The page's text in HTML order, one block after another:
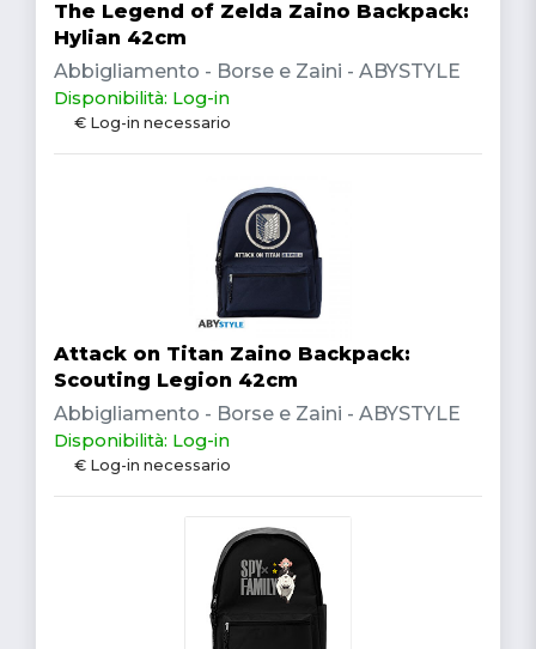
The Legend of Zelda Zaino Backpack:
Hylian 42cm
Abbigliamento - Borse e Zaini - ABYSTYLE
Disponibilità: Log-in
€ Log-in necessario
Attack on Titan Zaino Backpack:
Scouting Legion 42cm
Abbigliamento - Borse e Zaini - ABYSTYLE
Disponibilità: Log-in
€ Log-in necessario